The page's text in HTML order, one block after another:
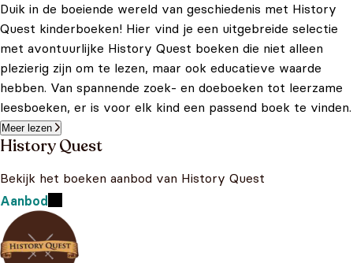
Duik in de boeiende wereld van geschiedenis met History
Quest kinderboeken! Hier vind je een uitgebreide selectie
met avontuurlijke History Quest boeken die niet alleen
plezierig zijn om te lezen, maar ook educatieve waarde
hebben. Van spannende zoek- en doeboeken tot leerzame
leesboeken, er is voor elk kind een passend boek te vinden.
Meer lezen
History Quest
Bekijk het boeken aanbod van History Quest
Aanbod